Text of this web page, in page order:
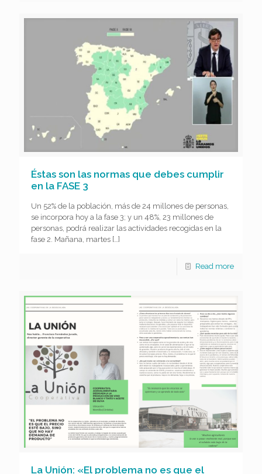
Éstas son las normas que debes cumplir
en la FASE 3
Un 52% de la población, más de 24 millones de personas,
se incorpora hoy a la fase 3; y un 48%, 23 millones de
personas, podrá realizar las actividades recogidas en la
fase 2. Mañana, martes […]
Read more
La Unión: «El problema no es que el